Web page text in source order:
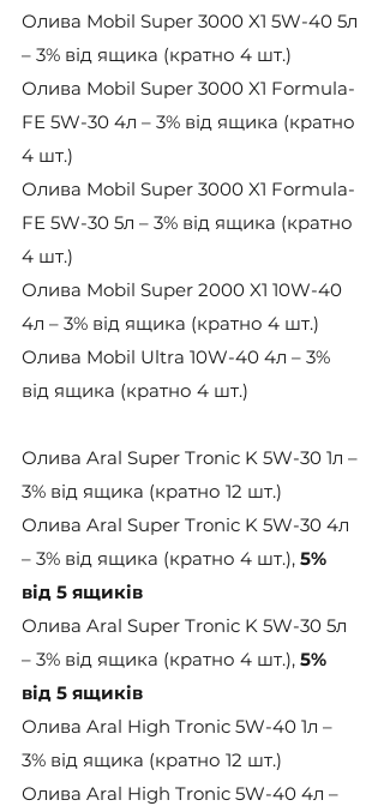
Олива Mobil Super 3000 X1 5W-40 5л
– 3% від ящика (кратно 4 шт.)
Олива Mobil Super 3000 X1 Formula-
FE 5W-30 4л – 3% від ящика (кратно
4 шт.)
Олива Mobil Super 3000 X1 Formula-
FE 5W-30 5л – 3% від ящика (кратно
4 шт.)
Олива Mobil Super 2000 X1 10W-40
4л – 3% від ящика (кратно 4 шт.)
Олива Mobil Ultra 10W-40 4л – 3%
від ящика (кратно 4 шт.)
Олива Aral Super Tronic K 5W-30 1л –
3% від ящика (кратно 12 шт.)
Олива Aral Super Tronic K 5W-30 4л
– 3% від ящика (кратно 4 шт.), 5%
від 5 ящиків
Олива Aral Super Tronic K 5W-30 5л
– 3% від ящика (кратно 4 шт.), 5%
від 5 ящиків
Олива Aral High Tronic 5W-40 1л –
3% від ящика (кратно 12 шт.)
Олива Aral High Tronic 5W-40 4л –